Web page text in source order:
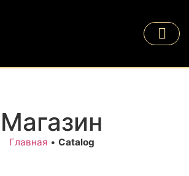
Магазин
Главная • Catalog